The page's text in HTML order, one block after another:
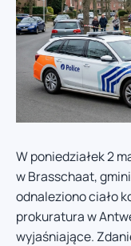
W poniedziałek 2
w Brasschaat,
odnaleziono ciało
prokuratura w
wyjaśniające.